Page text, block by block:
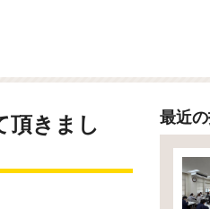
頂きまし
最近